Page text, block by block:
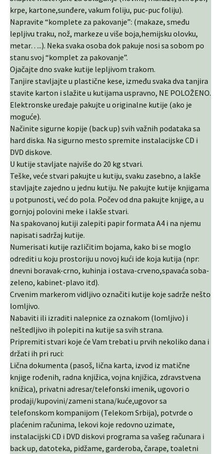
krpe, kartone,sunđere, vakum foliju, puc-puc foliju).
Napravite “komplete za pakovanje”: (makaze, smeđu
lepljivu traku, nož, markeze u više boja,hemijsku olovku,
metar…..). Neka svaka osoba dok pakuje nosi sa sobom po
stanu svoj “komplet za pakovanje”.
Ojačajte dno svake kutije lepljivom trakom.
Tanjire stavljajte u plastične kese, između svaka dva tanjira
stavite karton i slažite u kutijama uspravno, NE POLOŽENO.
Elektronske uređaje pakujte u originalne kutije (ako je
moguće).
Načinite sigurne kopije (back up) svih važnih podataka sa
hard diska. Na sigurno mesto spremite instalacijske CD i
DVD diskove.
U kutije stavljate najviše do 20 kg stvari.
Teške, veće stvari pakujte u kutiju, svaku zasebno, a lakše
stavljajte zajedno u jednu kutiju. Ne pakujte kutije knjigama
u potpunosti, već do pola. Počev od dna pakujte knjige, a u
gornjoj polovini meke i lakše stvari.
Na spakovanoj kutiji zalepiti papir formata A4 i na njemu
napisati sadržaj kutije.
Numerisati kutije različitim bojama, kako bi se moglo
odrediti u koju prostoriju u novoj kući ide koja kutija (npr:
dnevni boravak-crno, kuhinja i ostava-crveno,spavaća soba-
zeleno, kabinet-plavo itd).
Crvenim markerom vidljivo označiti kutije koje sadrže nešto
lomljivo.
Nabaviti ili izraditi nalepnice za oznakom (lomljivo) i
neštedljivo ih polepiti na kutije sa svih strana.
Pripremiti stvari koje će Vam trebati u prvih nekoliko dana i
držati ih pri ruci:
Lična dokumenta (pasoš, lična karta, izvod iz matične
knjige rođenih, radna knjižica, vojna knjižica, zdravstvena
knižica), privatni adresar/telefonski imenik, ugovori o
prodaji/kupovini/zameni stana/kuće,ugovor sa
telefonskom kompanijom (Telekom Srbija), potvrde o
plaćenim računima, lekovi koje redovno uzimate,
instalacijski CD i DVD diskovi programa sa vašeg računara i
back up, datoteka, pidžame, garderoba, čarape, toaletni